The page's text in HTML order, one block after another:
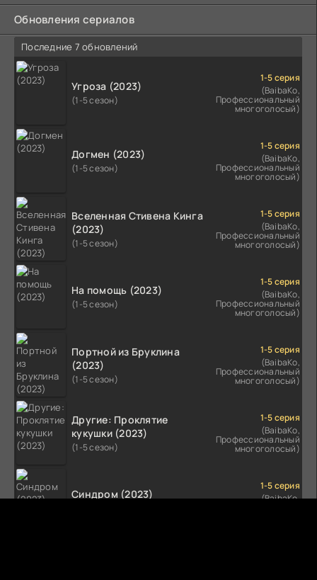
Обновления сериалов
Последние 7 обновлений
Угроза (2023)
(1-5 сезон)
1-5 серия
(BaibaKo,
Профессиональный
многоголосый)
Догмен (2023)
(1-5 сезон)
1-5 серия
(BaibaKo,
Профессиональный
многоголосый)
Вселенная Стивена Кинга
(2023)
(1-5 сезон)
1-5 серия
(BaibaKo,
Профессиональный
многоголосый)
На помощь (2023)
(1-5 сезон)
1-5 серия
(BaibaKo,
Профессиональный
многоголосый)
Портной из Бруклина
(2023)
(1-5 сезон)
1-5 серия
(BaibaKo,
Профессиональный
многоголосый)
Другие: Проклятие
кукушки (2023)
(1-5 сезон)
1-5 серия
(BaibaKo,
Профессиональный
многоголосый)
Синдром (2023)
1-5 серия
(BaibaKo,